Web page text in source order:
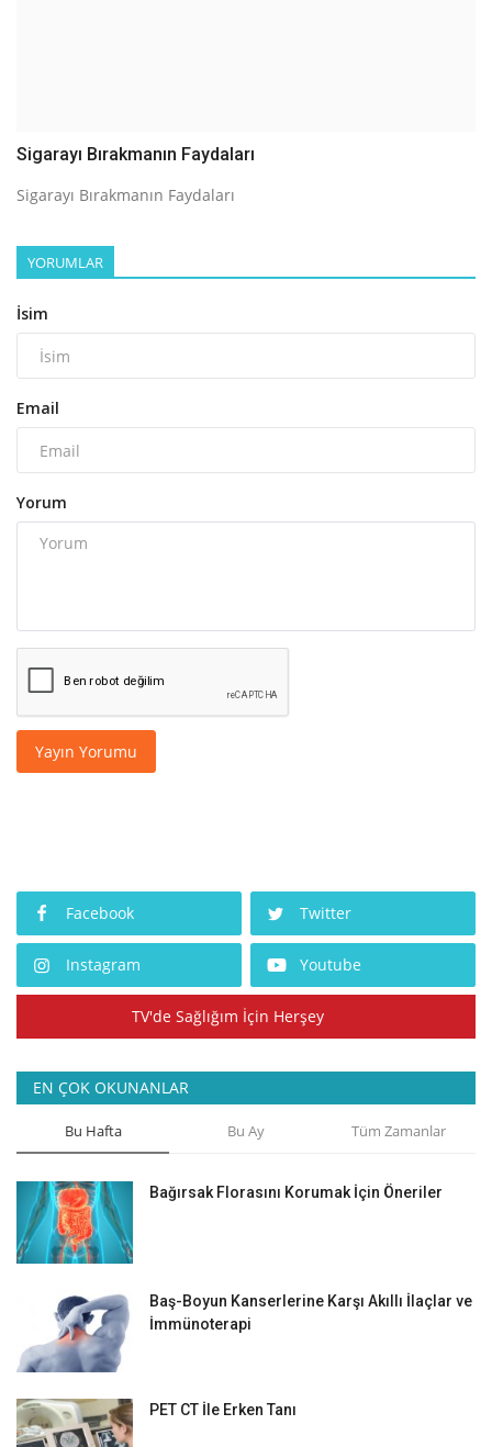
Sigarayı Bırakmanın Faydaları
Sigarayı Bırakmanın Faydaları
YORUMLAR
İsim
Email
Yorum
Yayın Yorumu
Facebook Twitter
Instagram Youtube
TV'de Sağlığım İçin Herşey
EN ÇOK OKUNANLAR
Bu Hafta Bu Ay Tüm Zamanlar
Bağırsak Florasını Korumak İçin Öneriler
Baş-Boyun Kanserlerine Karşı Akıllı İlaçlar ve
İmmünoterapi
PET CT İle Erken Tanı